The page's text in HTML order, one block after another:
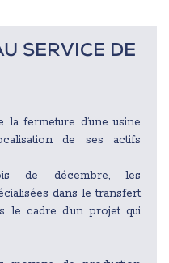
SERVICE DE
fermeture d’une usine
de ses actifs
de décembre, les
dans le transfert
le cadre d’un projet qui